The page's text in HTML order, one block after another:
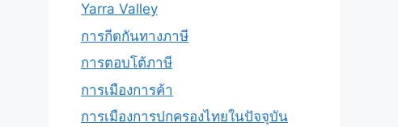
Yarra Valley
การกีดกันทางภาษี
การตอบโต้ภาษี
การเมืองการค้า
การเมืองการปกครองไทยในปัจจุบัน